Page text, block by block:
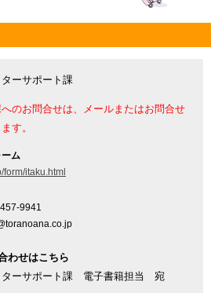
ーサポート課
のお問合せは、メールまたはお問合せ
す。
ム
form/itaku.html
9941
わせはこちら
ーサポート課 電子書籍担当 宛